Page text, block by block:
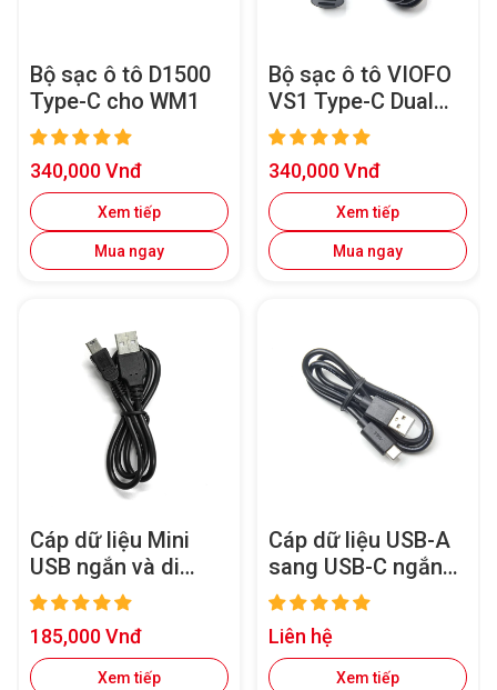
Bộ sạc ô tô D1500
Type-C cho WM1
Giá
bán
340,000 Vnđ
Xem tiếp
Mua ngay
Bộ sạc ô tô VIOFO
VS1 Type-C Dual
USB kèm cáp nguồn
dài 11,48 ft
Giá
bán
340,000 Vnđ
Xem tiếp
Mua ngay
Cáp dữ liệu Mini
USB ngắn và di
động cho camera
hành trình VIOFO
có cổng Mini
Giá
bán
185,000 Vnđ
Xem tiếp
Cáp dữ liệu USB-A
sang USB-C ngắn
và di động cho
camera hành trình
VIOFO có cổng
Type-C
Giá
bán
Liên hệ
Xem tiếp